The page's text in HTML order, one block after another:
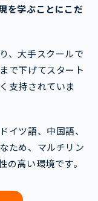
を学ぶことにこだ
、大手スクールで
で下げてスタート
支持されていま
イツ語、中国語、
ため、マルチリン
の高い環境です。